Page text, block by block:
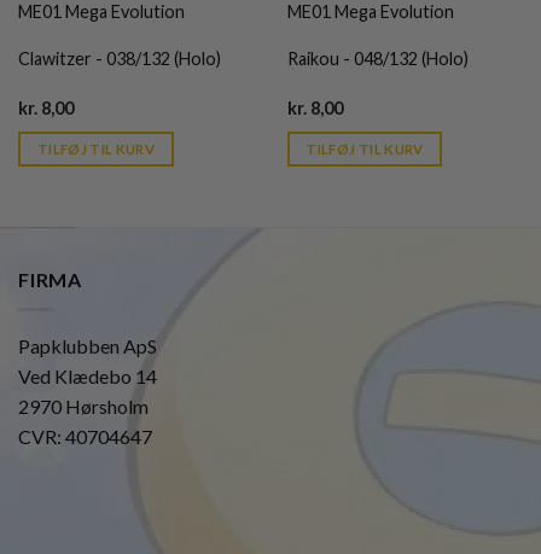
ME01 Mega Evolution
Clawitzer - 038/132 (Holo)
kr. 8,00Current
is:
kr. 39,95.
TILFØJ TIL KURV
ME01 Mega Evolution
Raikou - 048/132 (Holo)
kr.8,00Current
is:
kr. 39,95.
TILFØJ TIL KURV
FIRMA
Papklubben ApS
Ved Klædebo 14
2970 Hørsholm
CVR: 40704647